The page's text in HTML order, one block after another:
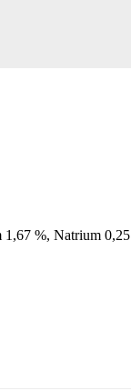
1,67 %, Natrium